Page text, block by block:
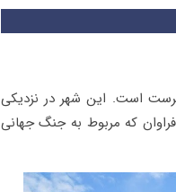
است. این شهر در نزدیکی
که مربوط به جنگ جهانی